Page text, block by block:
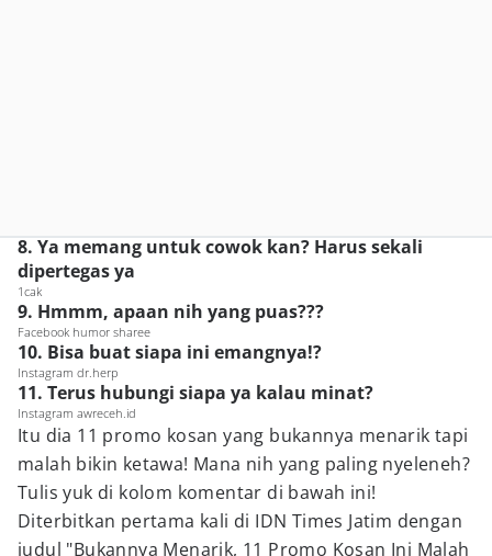
8. Ya memang untuk cowok kan? Harus sekali
dipertegas ya
1cak
9. Hmmm, apaan nih yang puas???
Facebook humor sharee
10. Bisa buat siapa ini emangnya!?
Instagram dr.herp
11. Terus hubungi siapa ya kalau minat?
Instagram awreceh.id
Itu dia 11 promo kosan yang bukannya menarik tapi
malah bikin ketawa! Mana nih yang paling nyeleneh?
Tulis yuk di kolom komentar di bawah ini!
Diterbitkan pertama kali di IDN Times Jatim dengan
judul "Bukannya Menarik, 11 Promo Kosan Ini Malah